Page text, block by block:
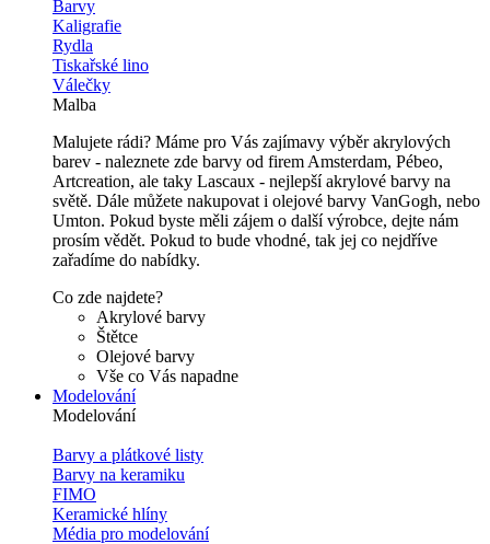
Barvy
Kaligrafie
Rydla
Tiskařské lino
Válečky
Malba
Malujete rádi? Máme pro Vás zajímavy výběr akrylových
barev - naleznete zde barvy od firem Amsterdam, Pébeo,
Artcreation, ale taky Lascaux - nejlepší akrylové barvy na
světě. Dále můžete nakupovat i olejové barvy VanGogh, nebo
Umton. Pokud byste měli zájem o další výrobce, dejte nám
prosím vědět. Pokud to bude vhodné, tak jej co nejdříve
zařadíme do nabídky.
Co zde najdete?
Akrylové barvy
Štětce
Olejové barvy
Vše co Vás napadne
Modelování
Modelování
Barvy a plátkové listy
Barvy na keramiku
FIMO
Keramické hlíny
Média pro modelování